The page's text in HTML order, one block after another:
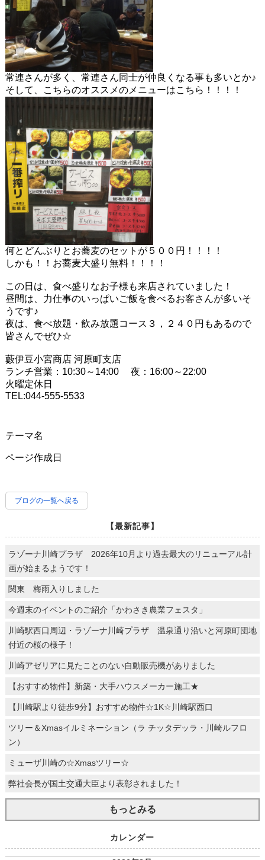
常連さんが多く、常連さん同士が仲良くなる事も多いとか♪
そして、こちらのオススメのメニューはこちら！！！！
何とどんぶりとお蕎麦のセットが５００円！！！！
しかも！！お蕎麦大盛り無料！！！！
この日は、食べ盛りなお子様も来店されていました！
昼間は、力仕事のいっぱいご飯を食べるお客さんが多いそ
うです♪
夜は、食べ放題・飲み放題コース３，２４０円もあるので
皆さんでぜひ☆
藪伊豆小宮商店 河原町支店
ランチ営業：10:30～14:00 夜：16:00～22:00
火曜定休日
TEL:044-555-5533
テーマ名
ページ作成日
ブログの一覧へ戻る
【最新記事】
ラゾーナ川崎プラザ 2026年10月より過去最大のリニューアル計
画が始まるようです！
関東 梅雨入りしました
今週末のイベントのご紹介「かわさき農業フェスタ」
川崎駅西口周辺・ラゾーナ川崎プラザ 温泉通り沿いと河原町団地
付近の桜の様子！
川崎アゼリアに見たことのない自動販売機がありました
【おすすめ物件】新築・大手ハウスメーカー施工★
【川崎駅より徒歩9分】おすすめ物件☆1K☆川崎駅西口
ツリー＆Xmasイルミネーション（ラ チッタデッラ・川崎ルフロ
ン）
ミューザ川崎の☆Xmasツリー☆
弊社会長が国土交通大臣より表彰されました！
もっとみる
カレンダー